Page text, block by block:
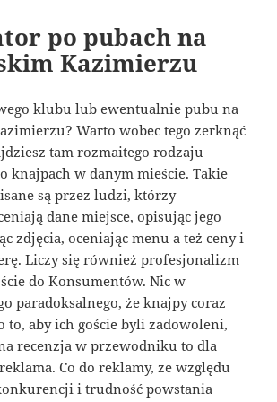
po pubach na
Kazimierzu
klubu lub ewentualnie pubu na
Warto wobec tego zerknąć
tam rozmaitego rodzaju
knajpach w danym mieście. Takie
są przez ludzi, którzy
dane miejsce, opisując jego
zdjęcia, oceniając menu a też ceny i
Liczy się również profesjonalizm
do Konsumentów. Nic w
paradoksalnego, że knajpy coraz
to, aby ich goście byli zadowoleni,
recenzja w przewodniku to dla
Co do reklamy, ze względu
i trudność powstania